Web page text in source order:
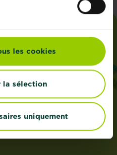
les cookies
la sélection
uniquement
bvba sprl,
Lokeren, Belgique.
et utilisée sous